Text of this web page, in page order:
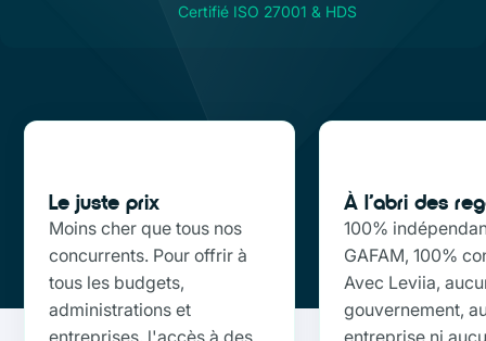
Certifié ISO 27001 & HDS
Le juste prix
Moins cher que tous nos
concurrents. Pour offrir à
tous les budgets,
administrations et
entreprises, l'accès à des
À l’abri des
100%
GAFAM, 100%
Avec Leviia,
gouvernement,
entreprise ni